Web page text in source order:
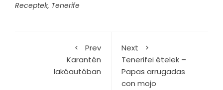
Receptek, Tenerife
Prev
Karantén
lakóautóban
Next
Tenerifei ételek –
Papas arrugadas
con mojo